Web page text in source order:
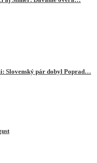
Slovenský pár dobyl Poprad…